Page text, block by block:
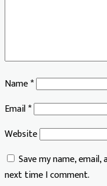
Name*
Email*
Website
Save my name,
next time I comment.